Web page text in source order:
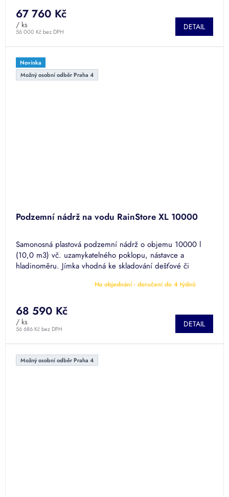
produktu
je
5,0
z
hvězdiček.
56 000 Kč bez DPH
67 760 Kč
/ ks DETAIL
Novinka
Možný osobní odběr Praha 4
Podzemní nádrž na vodu RainStore XL 10000
Samonosná plastová podzemní nádrž o objemu 10000 l
(10,0 m3) vč. uzamykatelného poklopu, nástavce a
hladinoměru. Jímka vhodná ke skladování dešťové či
produktu
je
5,0
z
hvězdiček.
Na objednání - doručení do 4 týdnů
56 686 Kč bez DPH
68 590 Kč
/ ks DETAIL
Možný osobní odběr Praha 4